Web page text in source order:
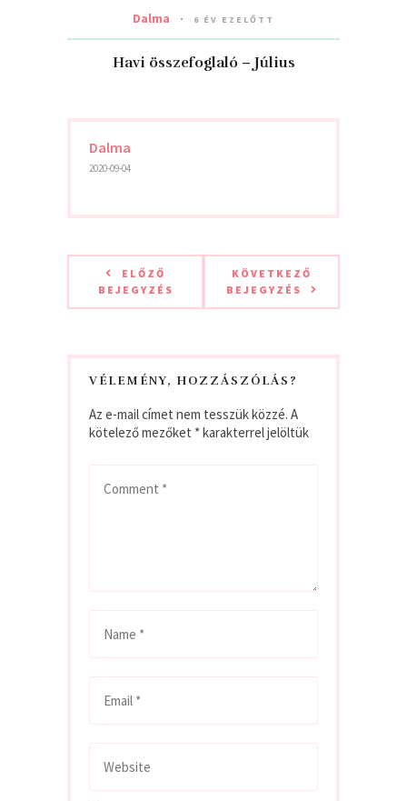
Dalma 6 ÉV EZELŐTT
Havi összefoglaló – Július
Dalma
2020-09-04
ELŐZŐ
BEJEGYZÉS
KÖVETKEZŐ
BEJEGYZÉS
VÉLEMÉNY, HOZZÁSZÓLÁS?
Az e-mail címet nem tesszük közzé. A
kötelező mezőket *karakterrel jelöltük